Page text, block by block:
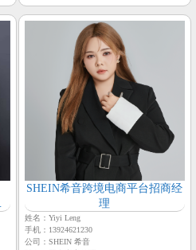
SHEIN希音跨境电商平台招商经
理
姓名：Yiyi Leng
手机：13924621230
公司：SHEIN 希音